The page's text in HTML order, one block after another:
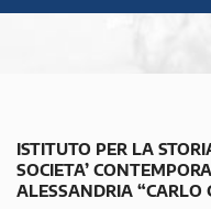
ISTITUTO PER LA
SOCIETA’
ALESSANDRIA “CARLO